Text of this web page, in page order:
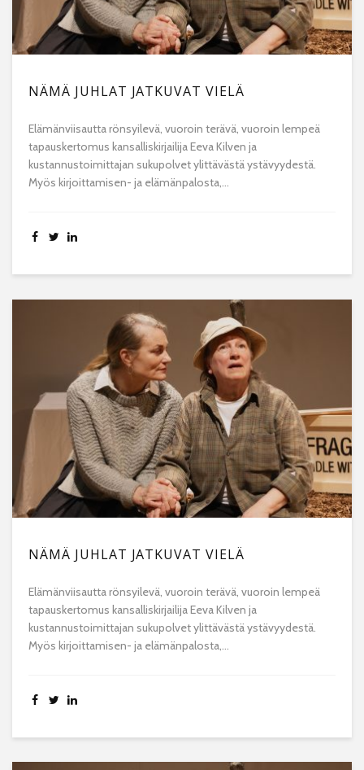
NÄMÄ JUHLAT JATKUVAT VIELÄ
Elämänviisautta rönsyilevä, vuoroin terävä, vuoroin lempeä
tapauskertomus kansalliskirjailija Eeva Kilven ja
kustannustoimittajan sukupolvet ylittävästä ystävyydestä.
Myös kirjoittamisen- ja elämänpalosta,...
NÄMÄ JUHLAT JATKUVAT VIELÄ
Elämänviisautta rönsyilevä, vuoroin terävä, vuoroin lempeä
tapauskertomus kansalliskirjailija Eeva Kilven ja
kustannustoimittajan sukupolvet ylittävästä ystävyydestä.
Myös kirjoittamisen- ja elämänpalosta,...